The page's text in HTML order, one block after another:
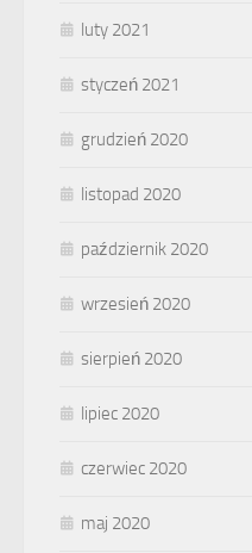
luty 2021
styczeń 2021
grudzień 2020
listopad 2020
październik 2020
wrzesień 2020
sierpień 2020
lipiec 2020
czerwiec 2020
maj 2020